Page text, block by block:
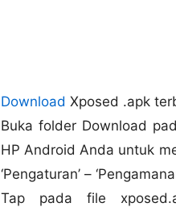
Download Xposed .apk
Buka folder Download
HP Android Anda untuk
‘Pengaturan’ –
Tap pada file